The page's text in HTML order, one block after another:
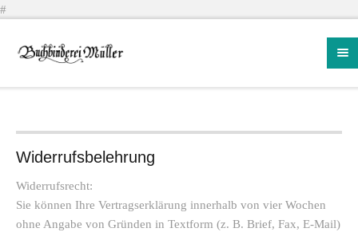
#
Widerrufsbelehrung
Widerrufsrecht:
Sie können Ihre Vertragserklärung innerhalb von vier Wochen
ohne Angabe von Gründen in Textform (z. B. Brief, Fax, E-Mail)